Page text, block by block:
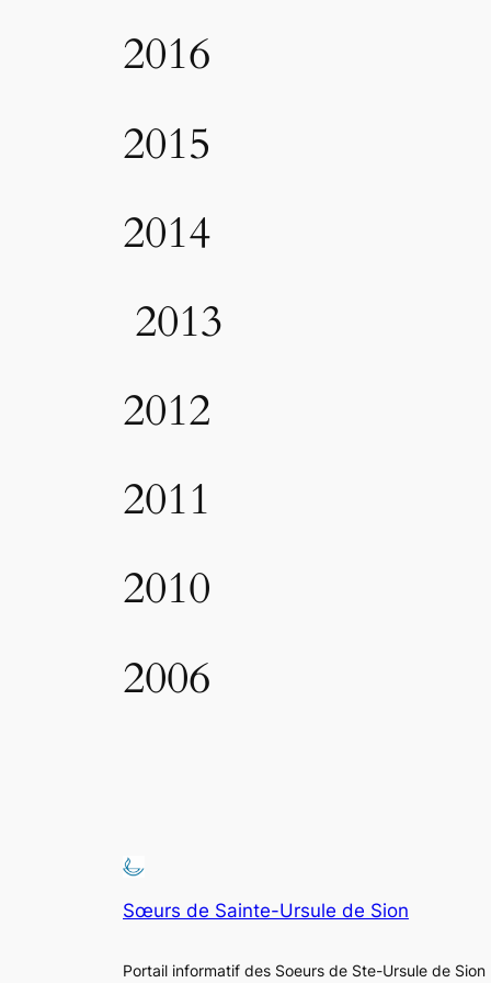
2016
2015
2014
2013
2012
2011
2010
2006
Sœurs de Sainte-Ursule de Sion
Portail informatif des Soeurs de Ste-Ursule de Sion